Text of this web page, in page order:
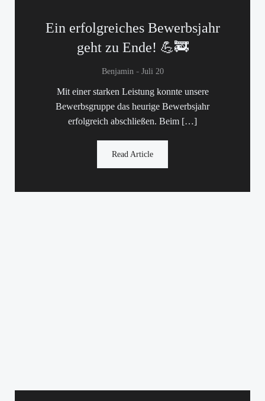
Ein erfolgreiches Bewerbsjahr
geht zu Ende! 💪🚒
Benjamin - Juli 20
Mit einer starken Leistung konnte unsere
Bewerbsgruppe das heurige Bewerbsjahr
erfolgreich abschließen. Beim […]
Read Article